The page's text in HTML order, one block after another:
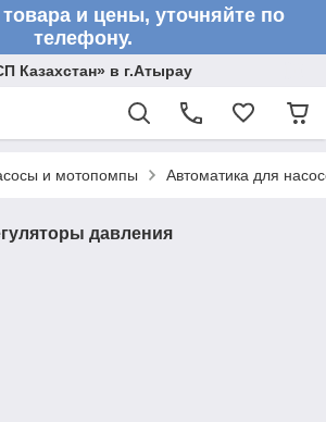
и цены, уточняйте по
телефону.
Казахстан» в г.Атырау
и мотопомпы Автоматика для
давления